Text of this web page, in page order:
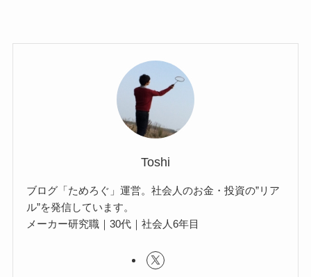
Toshi
ブログ「ためろぐ」運営。社会人のお金・投資の”リア
ル”を発信しています。
メーカー研究職｜30代｜社会人6年目